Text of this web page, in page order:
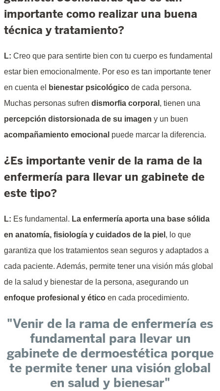
importante como realizar una buena
técnica y tratamiento?
L: Creo que para sentirte bien con tu cuerpo es fundamental
estar bien emocionalmente. Por eso es tan importante tener
en cuenta el
bienestar psicológico de cada persona.
Muchas personas sufren dismorfia corporal , tienen una
percepción distorsionada de su imagen y un buen
acompañamiento emocional puede marcar la diferencia.
¿Es importante venir de la rama de la
enfermería para llevar un gabinete de
este tipo?
L: Es fundamental. La enfermería aporta una base sólida
en anatomía, fisiología y cuidados de la piel , lo que
garantiza que los tratamientos sean seguros y adaptados a
cada paciente. Además, permite tener una visión más global
de la salud y bienestar de la persona, asegurando un
enfoque profesional y ético en cada procedimiento.
"Venir de la rama de enfermería es
fundamental para llevar un
gabinete de dermoestética porque
te permite tener una visión global
en salud y bienesar"